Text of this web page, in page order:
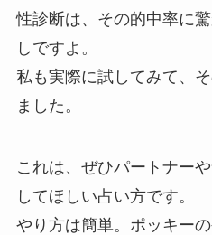
性診断は、その的中率に
しですよ。
私も実際に試してみて、
ました。
これは、ぜひパートナー
してほしい占い方です。
やり方は簡単。ポッキー